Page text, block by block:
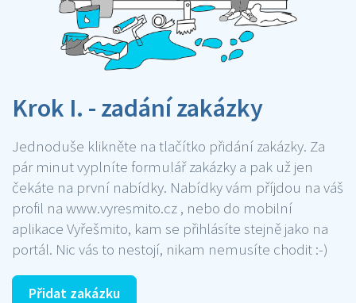
Krok I. - zadání zakázky
Jednoduše klikněte na tlačítko přidání zakázky. Za
pár minut vyplníte formulář zakázky a pak už jen
čekáte na první nabídky. Nabídky vám příjdou na váš
profil na www.vyresmito.cz , nebo do mobilní
aplikace Vyřešmito, kam se přihlásíte stejně jako na
portál. Nic vás to nestojí, nikam nemusíte chodit :-)
Přidat zakázku